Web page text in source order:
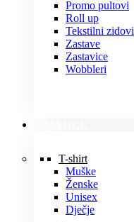
Promo pultovi
Roll up
Tekstilni zidovi
Zastave
Zastavice
Wobbleri
T-shirt
Muške
Ženske
Unisex
Dječje